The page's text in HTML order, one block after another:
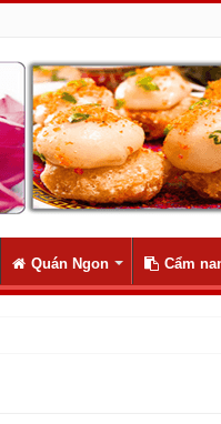
Quán Ngon Cẩm